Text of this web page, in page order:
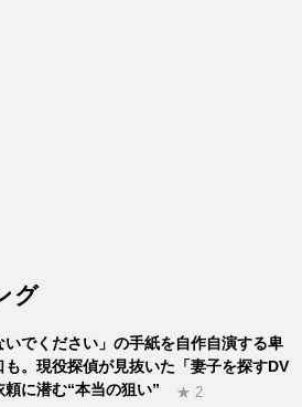
グ
いでください」の手紙を自作自演する卑
も。現役探偵が見抜いた「妻子を探すDV
頼に潜む“本当の狙い”
★ 2